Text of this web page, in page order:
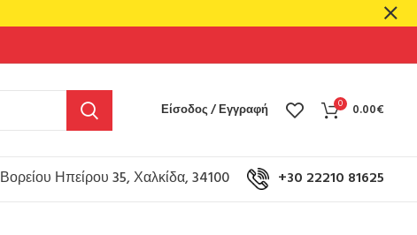
Είσοδος / Εγγραφή 0 0.00€
Βορείου Ηπείρου 35, Χαλκίδα, 34100 +30 22210 81625